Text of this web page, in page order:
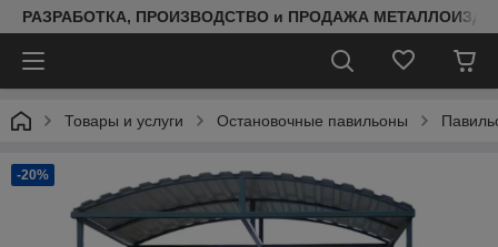
РАЗРАБОТКА, ПРОИЗВОДСТВО и ПРОДАЖА
Товары и услуги Остановочные павильоны
-20%